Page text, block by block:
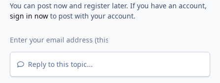
You can post now and register later. If you have an account,
sign in nowto post with your account.
Reply to this topic...